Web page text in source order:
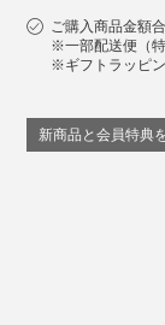
ご購入商品金額
※一部配送便（
※ギフトラッピ
新商品と会員特典